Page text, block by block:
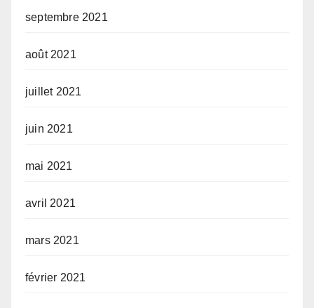
septembre 2021
août 2021
juillet 2021
juin 2021
mai 2021
avril 2021
mars 2021
février 2021